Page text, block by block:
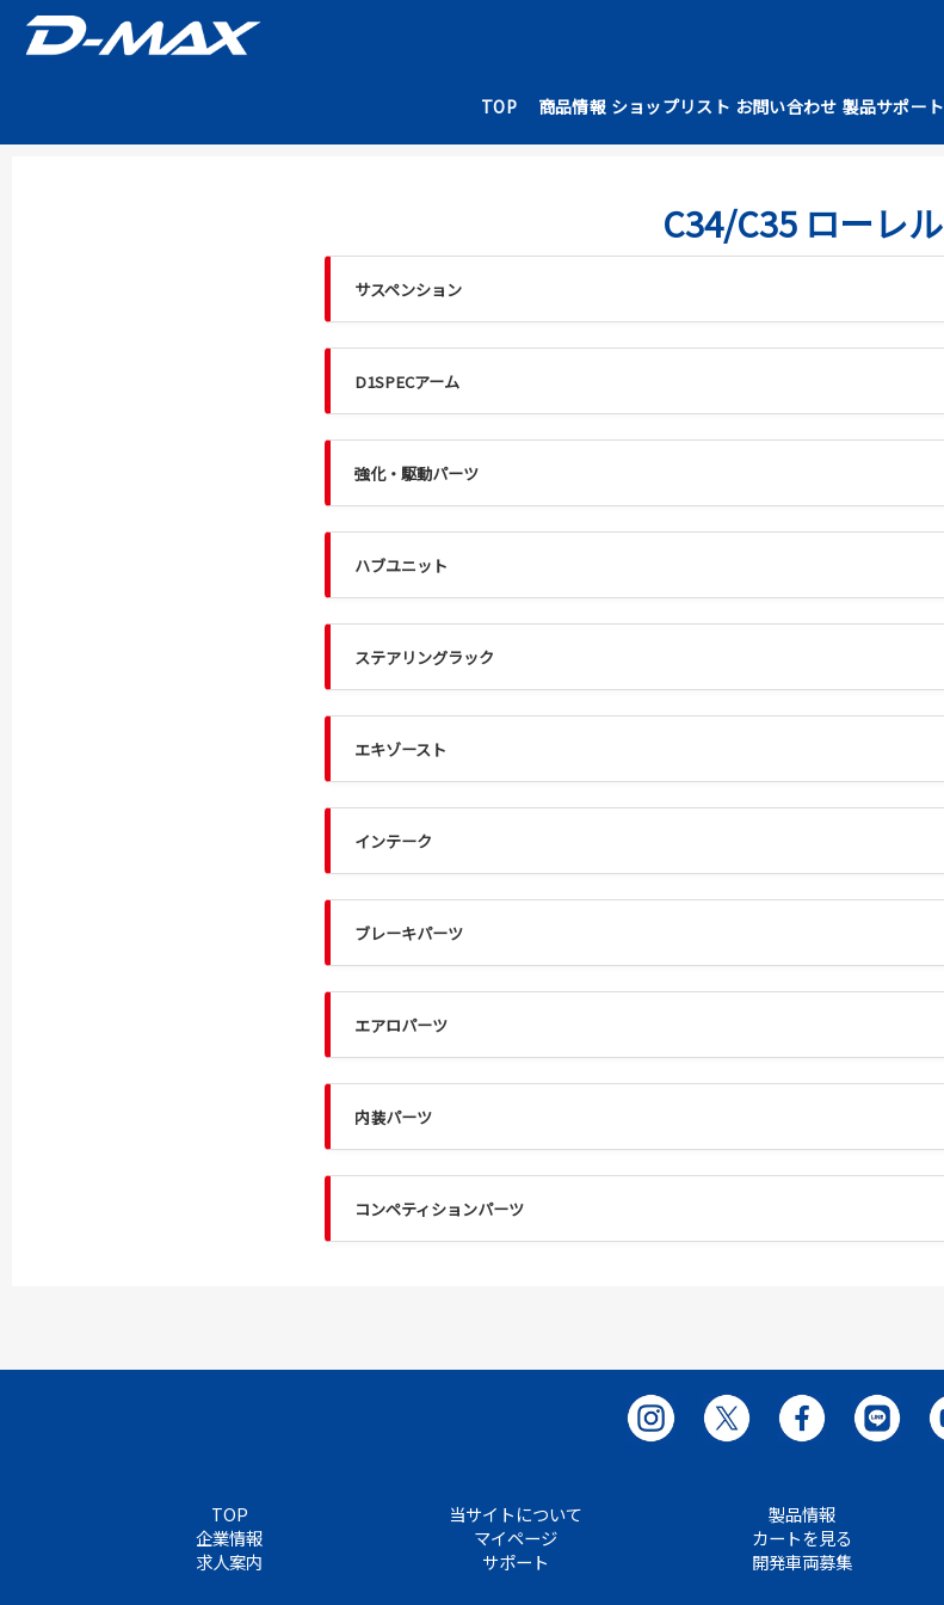
TOP 商品情報 ショップリスト お問い合わせ 製品サポート
C34/C35 ローレル
サスペンション
D1SPECアーム
強化・駆動パーツ
ハブユニット
ステアリングラック
エキゾースト
インテーク
ブレーキパーツ
エアロパーツ
内装パーツ
コンペティションパーツ
TOP 当サイトについて 製品情報
企業情報
マイページ カートを見る
求人案内
サポート 開発車両募集